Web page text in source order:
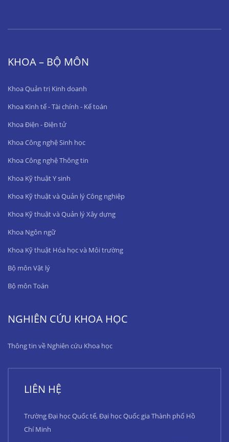
KHOA – BỘ MÔN
Khoa Quản trị Kinh doanh
Khoa Kinh tế - Tài chính - Kế toán
Khoa Điện - Điện tử
Khoa Công nghệ Sinh học
Khoa Công nghệ Thông tin
Khoa Kỹ thuật Y sinh
Khoa Kỹ thuật và Quản lý Công nghiệp
Khoa Kỹ thuật và Quản lý Xây dựng
Khoa Ngôn ngữ
Khoa Kỹ thuật Hóa học và Môi trường
Bộ môn Vật lý
Bộ môn Toán
NGHIÊN CỨU KHOA HỌC
Thông tin về Nghiên cứu Khoa học
LIÊN HỆ
Trường Đại học Quốc tế, Đại học Quốc gia Thành phố Hồ
Chí Minh